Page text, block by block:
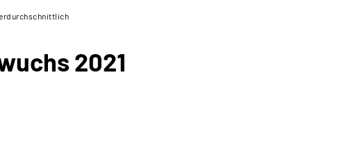
2021